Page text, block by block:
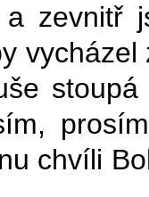
zevnitř
chvíli